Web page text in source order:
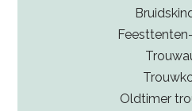
Oldtimer